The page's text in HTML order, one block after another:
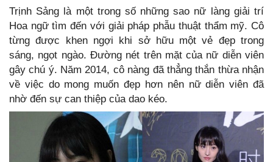
Trịnh Sảng là một trong số những sao nữ làng giải trí
Hoa ngữ tìm đến với giải pháp phẫu thuật thẩm mỹ. Cô
từng được khen ngợi khi sở hữu một vẻ đẹp trong
sáng, ngọt ngào. Đường nét trên mặt của nữ diễn viên
gây chú ý. Năm 2014, cô nàng đã thẳng thắn thừa nhận
về việc do mong muốn đẹp hơn nên nữ diễn viên đã
nhờ đến sự can thiệp của dao kéo.